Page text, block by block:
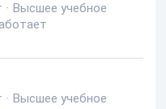
· Высшее учебное
· Высшее учебное